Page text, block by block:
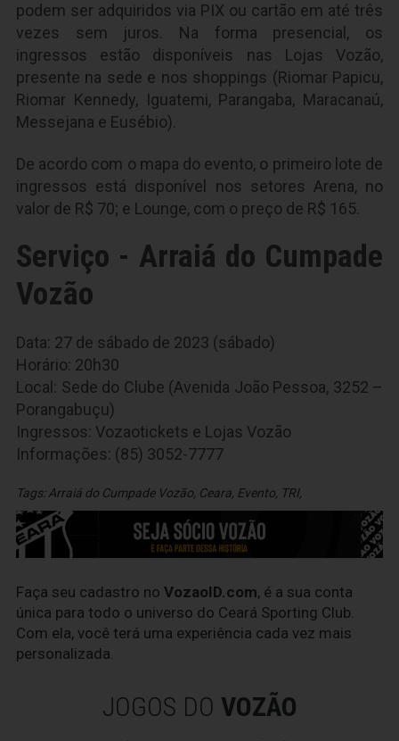
podem ser adquiridos via PIX ou cartão em até três
vezes sem juros. Na forma presencial, os
ingressos estão disponíveis nas Lojas Vozão,
presente na sede e nos shoppings (Riomar Papicu,
Riomar Kennedy, Iguatemi, Parangaba, Maracanaú,
Messejana e Eusébio).
De acordo com o mapa do evento, o primeiro lote de
ingressos está disponível nos setores Arena, no
valor de R$ 70; e Lounge, com o preço de R$ 165.
Serviço - Arraiá do Cumpade
Vozão
Data: 27 de sábado de 2023 (sábado)
Horário: 20h30
Local: Sede do Clube (Avenida João Pessoa, 3252 –
Porangabuçu)
Ingressos: Vozaotickets e Lojas Vozão
Informações: (85) 3052-7777
Tags:Arraiá do Cumpade Vozão Ceara Evento TRI,
Faça seu cadastro no VozaoID.com, é a sua conta
única para todo o universo do Ceará Sporting Club.
Com ela, você terá uma experiência cada vez mais
personalizada.
JOGOS DO VOZÃO